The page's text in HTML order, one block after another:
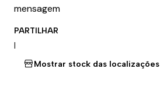
mensagem
PARTILHAR
|
Mostrar stock das localizações